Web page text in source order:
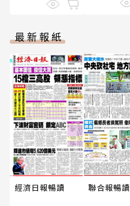
最新報紙
經濟日報暢讀
聯合報暢讀